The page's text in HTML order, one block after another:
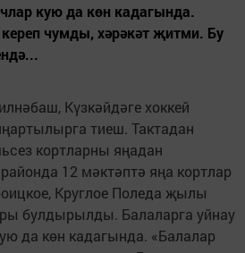
кую да көн кадагында.
кереп чумды, хәрәкәт җитми. Бу
Күзкәйдәге хоккей
тиеш. Тактадан
кортларны яңадан
12 мәктәптә яңа кортлар
Круглое Поледа җылы
булдырылды. Балаларга уйнау
да көн кадагында. «Балалар